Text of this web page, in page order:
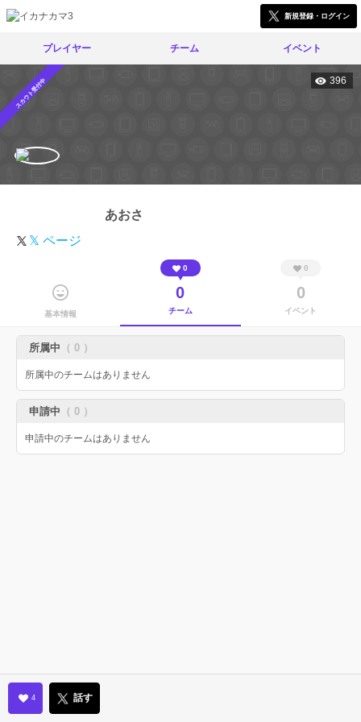
新規登録・ログイン
プレイヤー チーム イベント
スカウト受付中 396
あおさ
𝕏 ページ
基本情報
0
0
チーム
0
0
イベント
所属中 （ 0 ）
所属中のチームはありません
申請中 （ 0 ）
申請中のチームはありません
4 話す